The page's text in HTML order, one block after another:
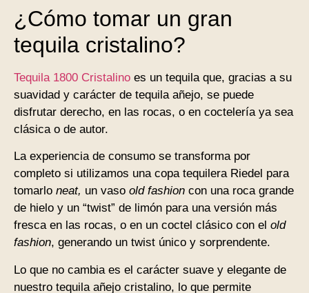
¿Cómo tomar un gran
tequila cristalino?
Tequila 1800 Cristalino es un tequila que, gracias a su
suavidad y carácter de tequila añejo, se puede
disfrutar derecho, en las rocas, o en coctelería ya sea
clásica o de autor.
La experiencia de consumo se transforma por
completo si utilizamos una copa tequilera Riedel para
tomarlo neat, un vaso old fashion con una roca grande
de hielo y un “twist” de limón para una versión más
fresca en las rocas, o en un coctel clásico con el old
fashion, generando un twist único y sorprendente.
Lo que no cambia es el carácter suave y elegante de
nuestro tequila añejo cristalino, lo que permite